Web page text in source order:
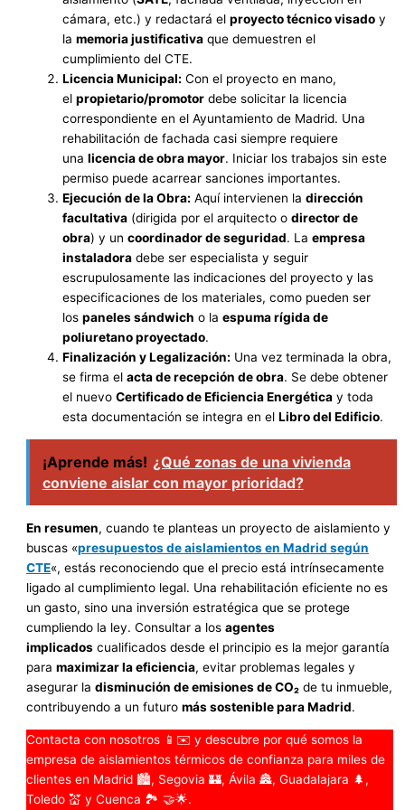
cámara, etc.) y redactará elproyecto técnico visado y
lamemoria justificativa que demuestren el
cumplimiento del CTE.
Licencia Municipal: Con el proyecto en mano,
elpropietario/promotor debe solicitar la licencia
correspondiente en el Ayuntamiento de Madrid. Una
rehabilitación de fachada casi siempre requiere
unalicencia de obra mayor. Iniciar los trabajos sin este
permiso puede acarrear sanciones importantes.
Ejecución de la Obra: Aquí intervienen ladirección
facultativa (dirigida por el arquitecto odirector de
obra) y uncoordinador de seguridad. Laempresa
instaladora debe ser especialista y seguir
escrupulosamente las indicaciones del proyecto y las
especificaciones de los materiales, como pueden ser
lospaneles sándwich o laespuma rígida de
poliuretano proyectado.
Finalización y Legalización: Una vez terminada la obra,
se firma elacta de recepción de obra. Se debe obtener
el nuevoCertificado de Eficiencia Energética y toda
esta documentación se integra en elLibro del Edificio.
¡Aprende más! ¿Qué zonas de una vivienda
conviene aislar con mayor prioridad?
En resumen, cuando te planteas un proyecto de aislamiento y
buscas «presupuestos de aislamientos en Madrid según
CTE«, estás reconociendo que el precio está intrínsecamente
ligado al cumplimiento legal. Una rehabilitación eficiente no es
un gasto, sino una inversión estratégica que se protege
cumpliendo la ley. Consultar a losagentes
implicados cualificados desde el principio es la mejor garantía
paramaximizar la eficiencia, evitar problemas legales y
asegurar ladisminución de emisiones de CO₂ de tu inmueble,
contribuyendo a un futuromás sostenible para Madrid.
Contacta con nosotros 📱✉️ y descubre por qué somos la
empresa de aislamientos térmicos de confianza para miles de
clientes en Madrid 🏙️, Segovia 🏰, Ávila 🏯, Guadalajara 🌲,
Toledo 💒 y Cuenca 🏞️ 🤝🌟.